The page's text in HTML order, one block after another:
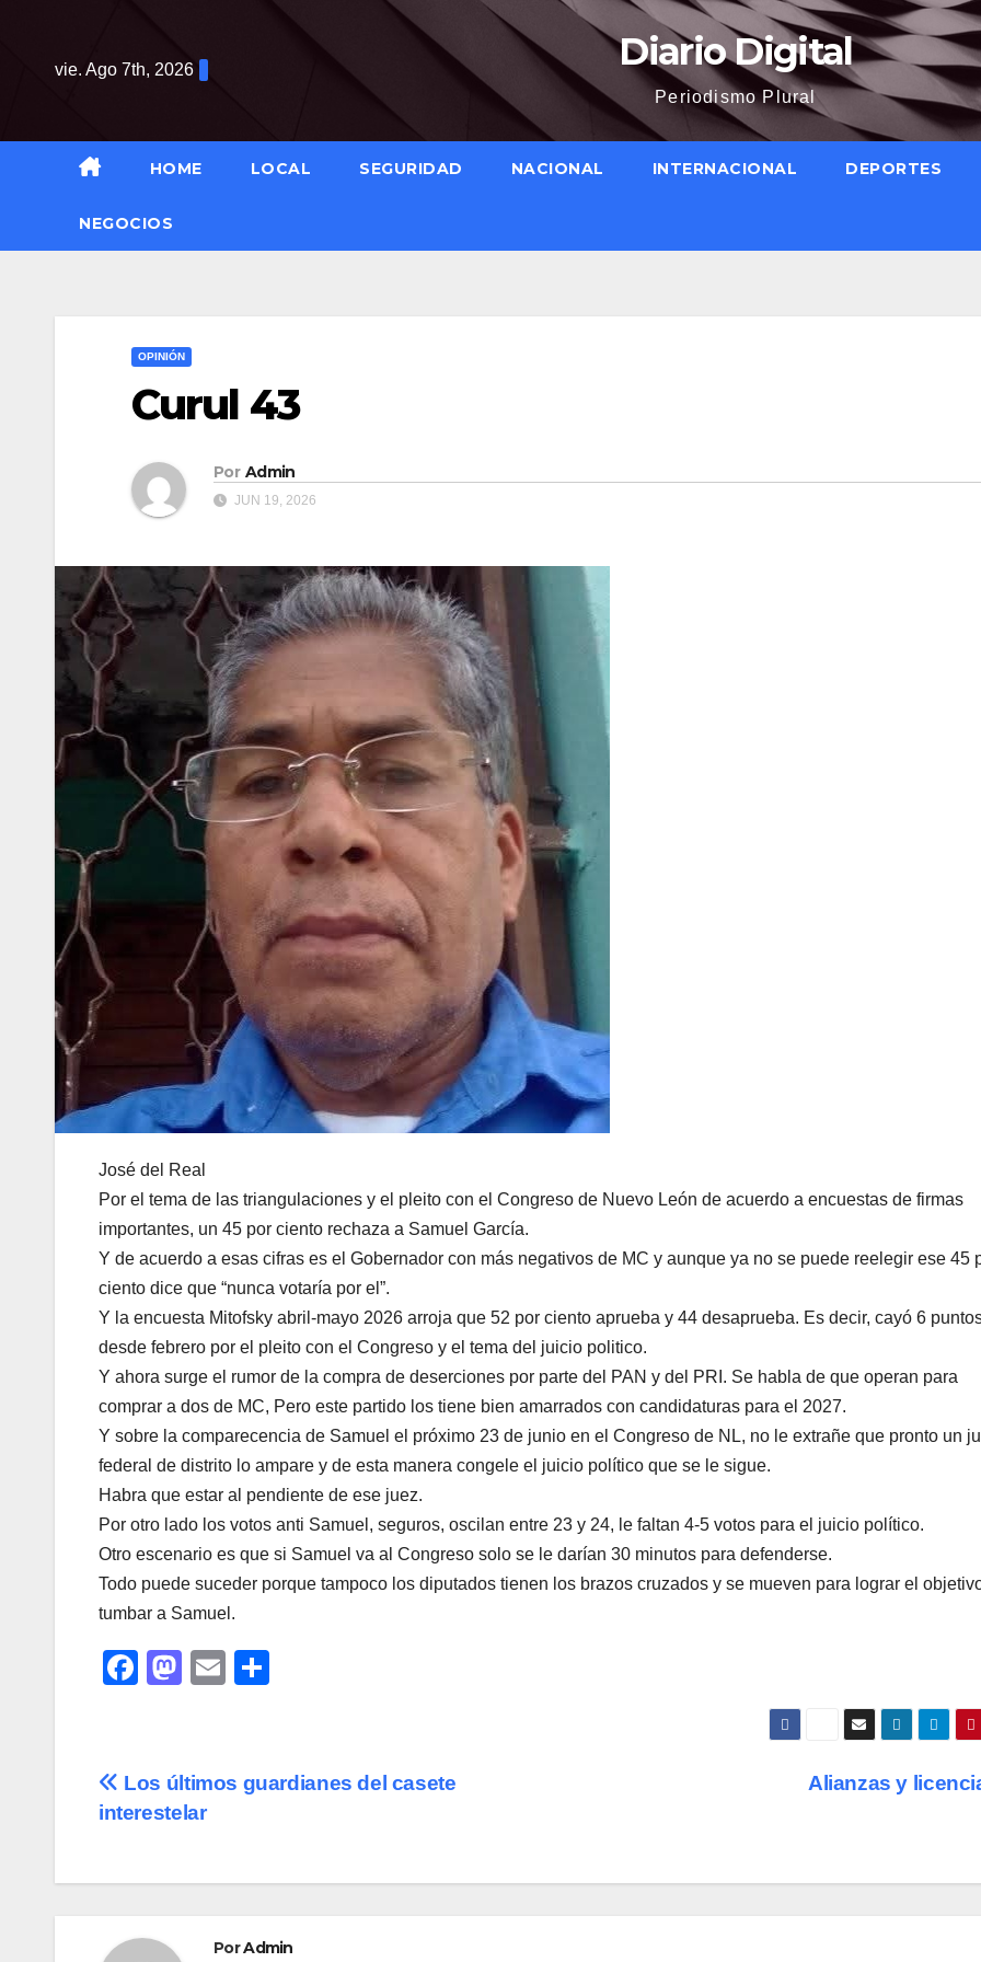
contenido
vie. Ago 7th, 2026 Diario Digital
Periodismo Plural
HOME LOCAL SEGURIDAD NACIONAL INTERNACIONAL DEPORTES
NEGOCIOS
OPINIÓN
Curul 43
Por Admin
JUN 19, 2026
José del Real
Por el tema de las triangulaciones y el pleito con el Congreso de Nuevo León de acuerdo a encuestas de firmas
importantes, un 45 por ciento rechaza a Samuel García.
Y de acuerdo a esas cifras es el Gobernador con más negativos de MC y aunque ya no se puede reelegir ese 45
ciento dice que “nunca votaría por el”.
Y la encuesta Mitofsky abril-mayo 2026 arroja que 52 por ciento aprueba y 44 desaprueba. Es decir, cayó 6
desde febrero por el pleito con el Congreso y el tema del juicio politico.
Y ahora surge el rumor de la compra de deserciones por parte del PAN y del PRI. Se habla de que operan para
comprar a dos de MC, Pero este partido los tiene bien amarrados con candidaturas para el 2027.
Y sobre la comparecencia de Samuel el próximo 23 de junio en el Congreso de NL, no le extrañe que pronto un
federal de distrito lo ampare y de esta manera congele el juicio político que se le sigue.
Habra que estar al pendiente de ese juez.
Por otro lado los votos anti Samuel, seguros, oscilan entre 23 y 24, le faltan 4-5 votos para el juicio político.
Otro escenario es que si Samuel va al Congreso solo se le darían 30 minutos para defenderse.
Todo puede suceder porque tampoco los diputados tienen los brazos cruzados y se mueven para lograr el
tumbar a Samuel.
F
e
b
o
M
o
d
n
E
p
Navegación
entradas
Alianzas y
Los últimos guardianes del casete
interestelar
PorAdmin